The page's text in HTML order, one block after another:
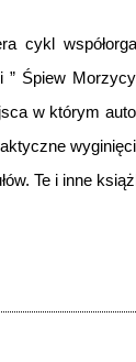
cykl
” Śpiew
w którym
Te i inne